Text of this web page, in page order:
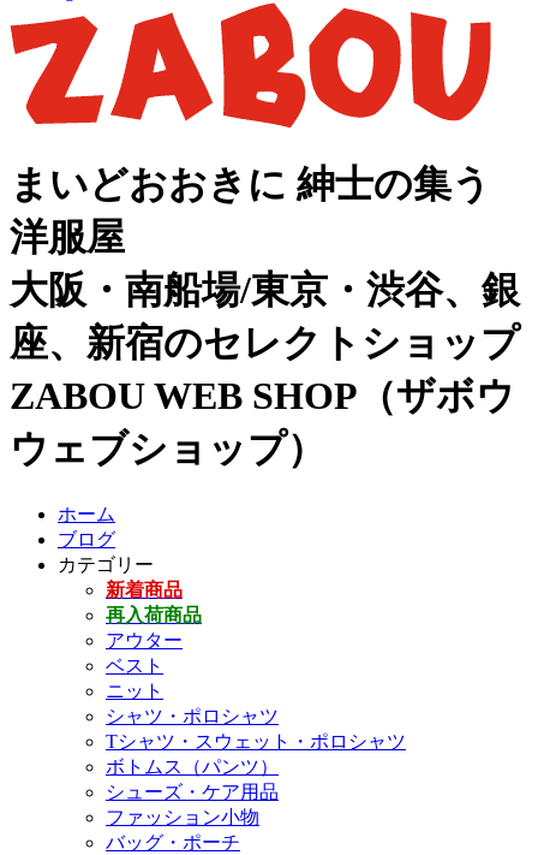
まいどおおきに 紳士の集う
洋服屋
大阪・南船場/東京・渋谷、銀
座、新宿のセレクトショップ
ZABOU WEB SHOP（ザボウ
ウェブショップ）
ホーム
ブログ
カテゴリー
新着商品
再入荷商品
アウター
ベスト
ニット
シャツ・ポロシャツ
Tシャツ・スウェット・ポロシャツ
ボトムス（パンツ）
シューズ・ケア用品
ファッション小物
バッグ・ポーチ